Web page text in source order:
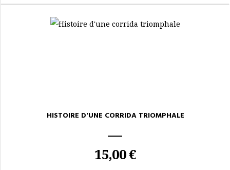
HISTOIRE D'UNE CORRIDA TRIOMPHALE
15,00 €